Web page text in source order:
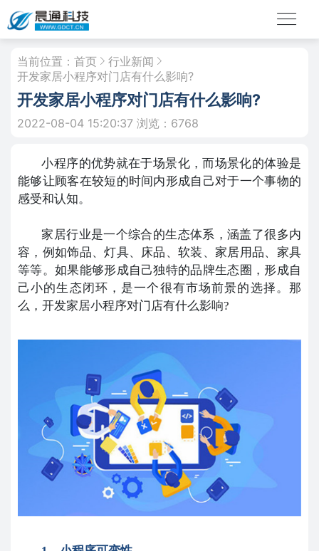
当前位置： 首页
行业新闻
开发家居小程序对门店有什么影响?
开发家居小程序对门店有什么影响?
2022-08-04 15:20:37 浏览：6768
小程序的优势就在于场景化，而场景化的体验是
能够让顾客在较短的时间内形成自己对于一个事物的
感受和认知。
家居行业是一个综合的生态体系，涵盖了很多内
容，例如饰品、灯具、床品、软装、家居用品、家具
等等。如果能够形成自己独特的品牌生态圈，形成自
己小的生态闭环，是一个很有市场前景的选择。那
么，开发家居小程序对门店有什么影响?